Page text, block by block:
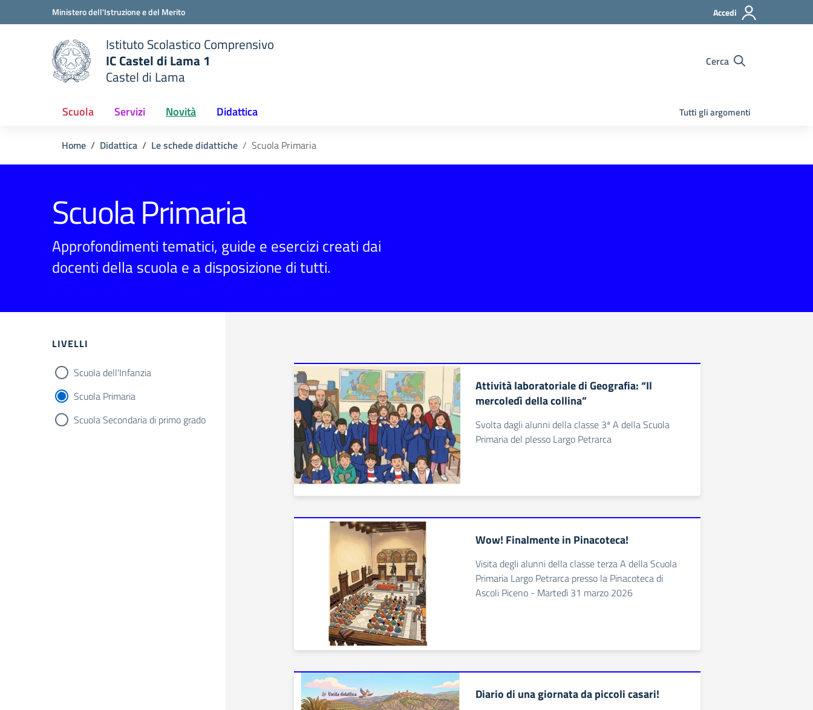
Vai ai contenuti
Vai al menu di navigazioneMinistero dell'Istruzione e del Merito Accedi
scuola
Istituto Scolastico Comprensivo
IC Castel di Lama 1
Castel di Lama
Cerca
Scuola Servizi Novità Didattica Tutti gli argomenti
Home Didattica Le schede didattiche Scuola Primaria
Scuola Primaria
Approfondimenti tematici, guide e esercizi creati dai
docenti della scuola e a disposizione di tutti.
Filtri
LIVELLI
Scuola dell'Infanzia
Scuola Primaria
Scuola Secondaria di primo grado
Attività laboratoriale di Geografia: “Il
mercoledì della collina”
Svolta dagli alunni della classe 3ª A della Scuola
Primaria del plesso Largo Petrarca
Wow! Finalmente in Pinacoteca!
Visita degli alunni della classe terza A della Scuola
Primaria Largo Petrarca presso la Pinacoteca di
Ascoli Piceno - Martedì 31 marzo 2026
Diario di una giornata da piccoli casari!